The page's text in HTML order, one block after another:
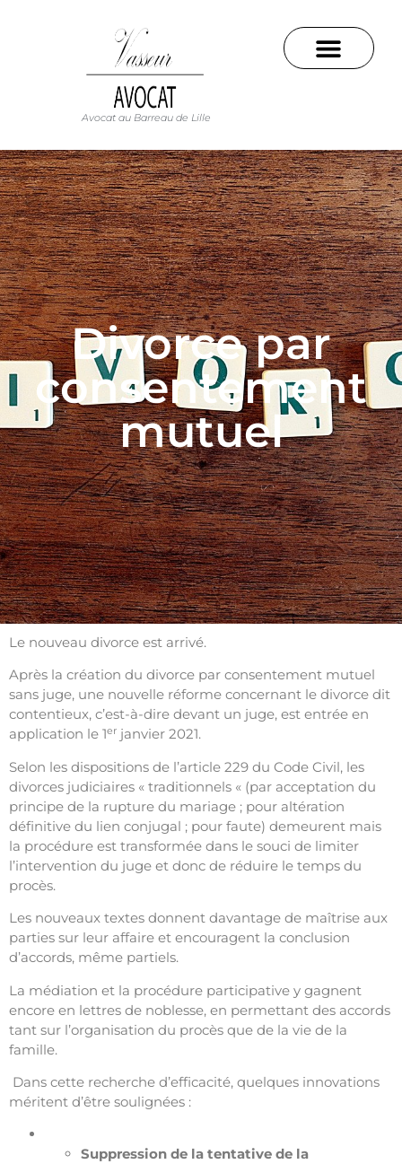
Avocat au Barreau de Lille
Divorce par
consentement
mutuel
Le nouveau divorce est arrivé.
Après la création du divorce par consentement mutuel
sans juge, une nouvelle réforme concernant le divorce dit
contentieux, c’est-à-dire devant un juge, est entrée en
application le 1er janvier 2021.
Selon les dispositions de l’article 229 du Code Civil, les
divorces judiciaires « traditionnels « (par acceptation du
principe de la rupture du mariage ; pour altération
définitive du lien conjugal ; pour faute) demeurent mais
la procédure est transformée dans le souci de limiter
l’intervention du juge et donc de réduire le temps du
procès.
Les nouveaux textes donnent davantage de maîtrise aux
parties sur leur affaire et encouragent la conclusion
d’accords, même partiels.
La médiation et la procédure participative y gagnent
encore en lettres de noblesse, en permettant des accords
tant sur l’organisation du procès que de la vie de la
famille.
Dans cette recherche d’efficacité, quelques innovations
méritent d’être soulignées :
Suppression de la tentative de la